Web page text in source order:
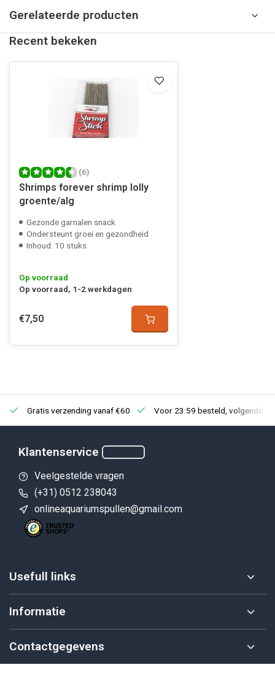
Gerelateerde producten
Recent bekeken
(6)
Shrimps forever shrimp lolly
groente/alg
Gezonde garnalen snack
Ondersteunt groei en gezondheid
Inhoud: 10 stuks
Op voorraad
Op voorraad, 1-2 werkdagen
€7,50
Gratis verzending vanaf €60 Voor 23:59 besteld, volgende
Klantenservice
Veelgestelde vragen
(+31) 0512 238043
onlineaquariumspullen@gmail.com
Usefull links
Informatie
Contactgegevens